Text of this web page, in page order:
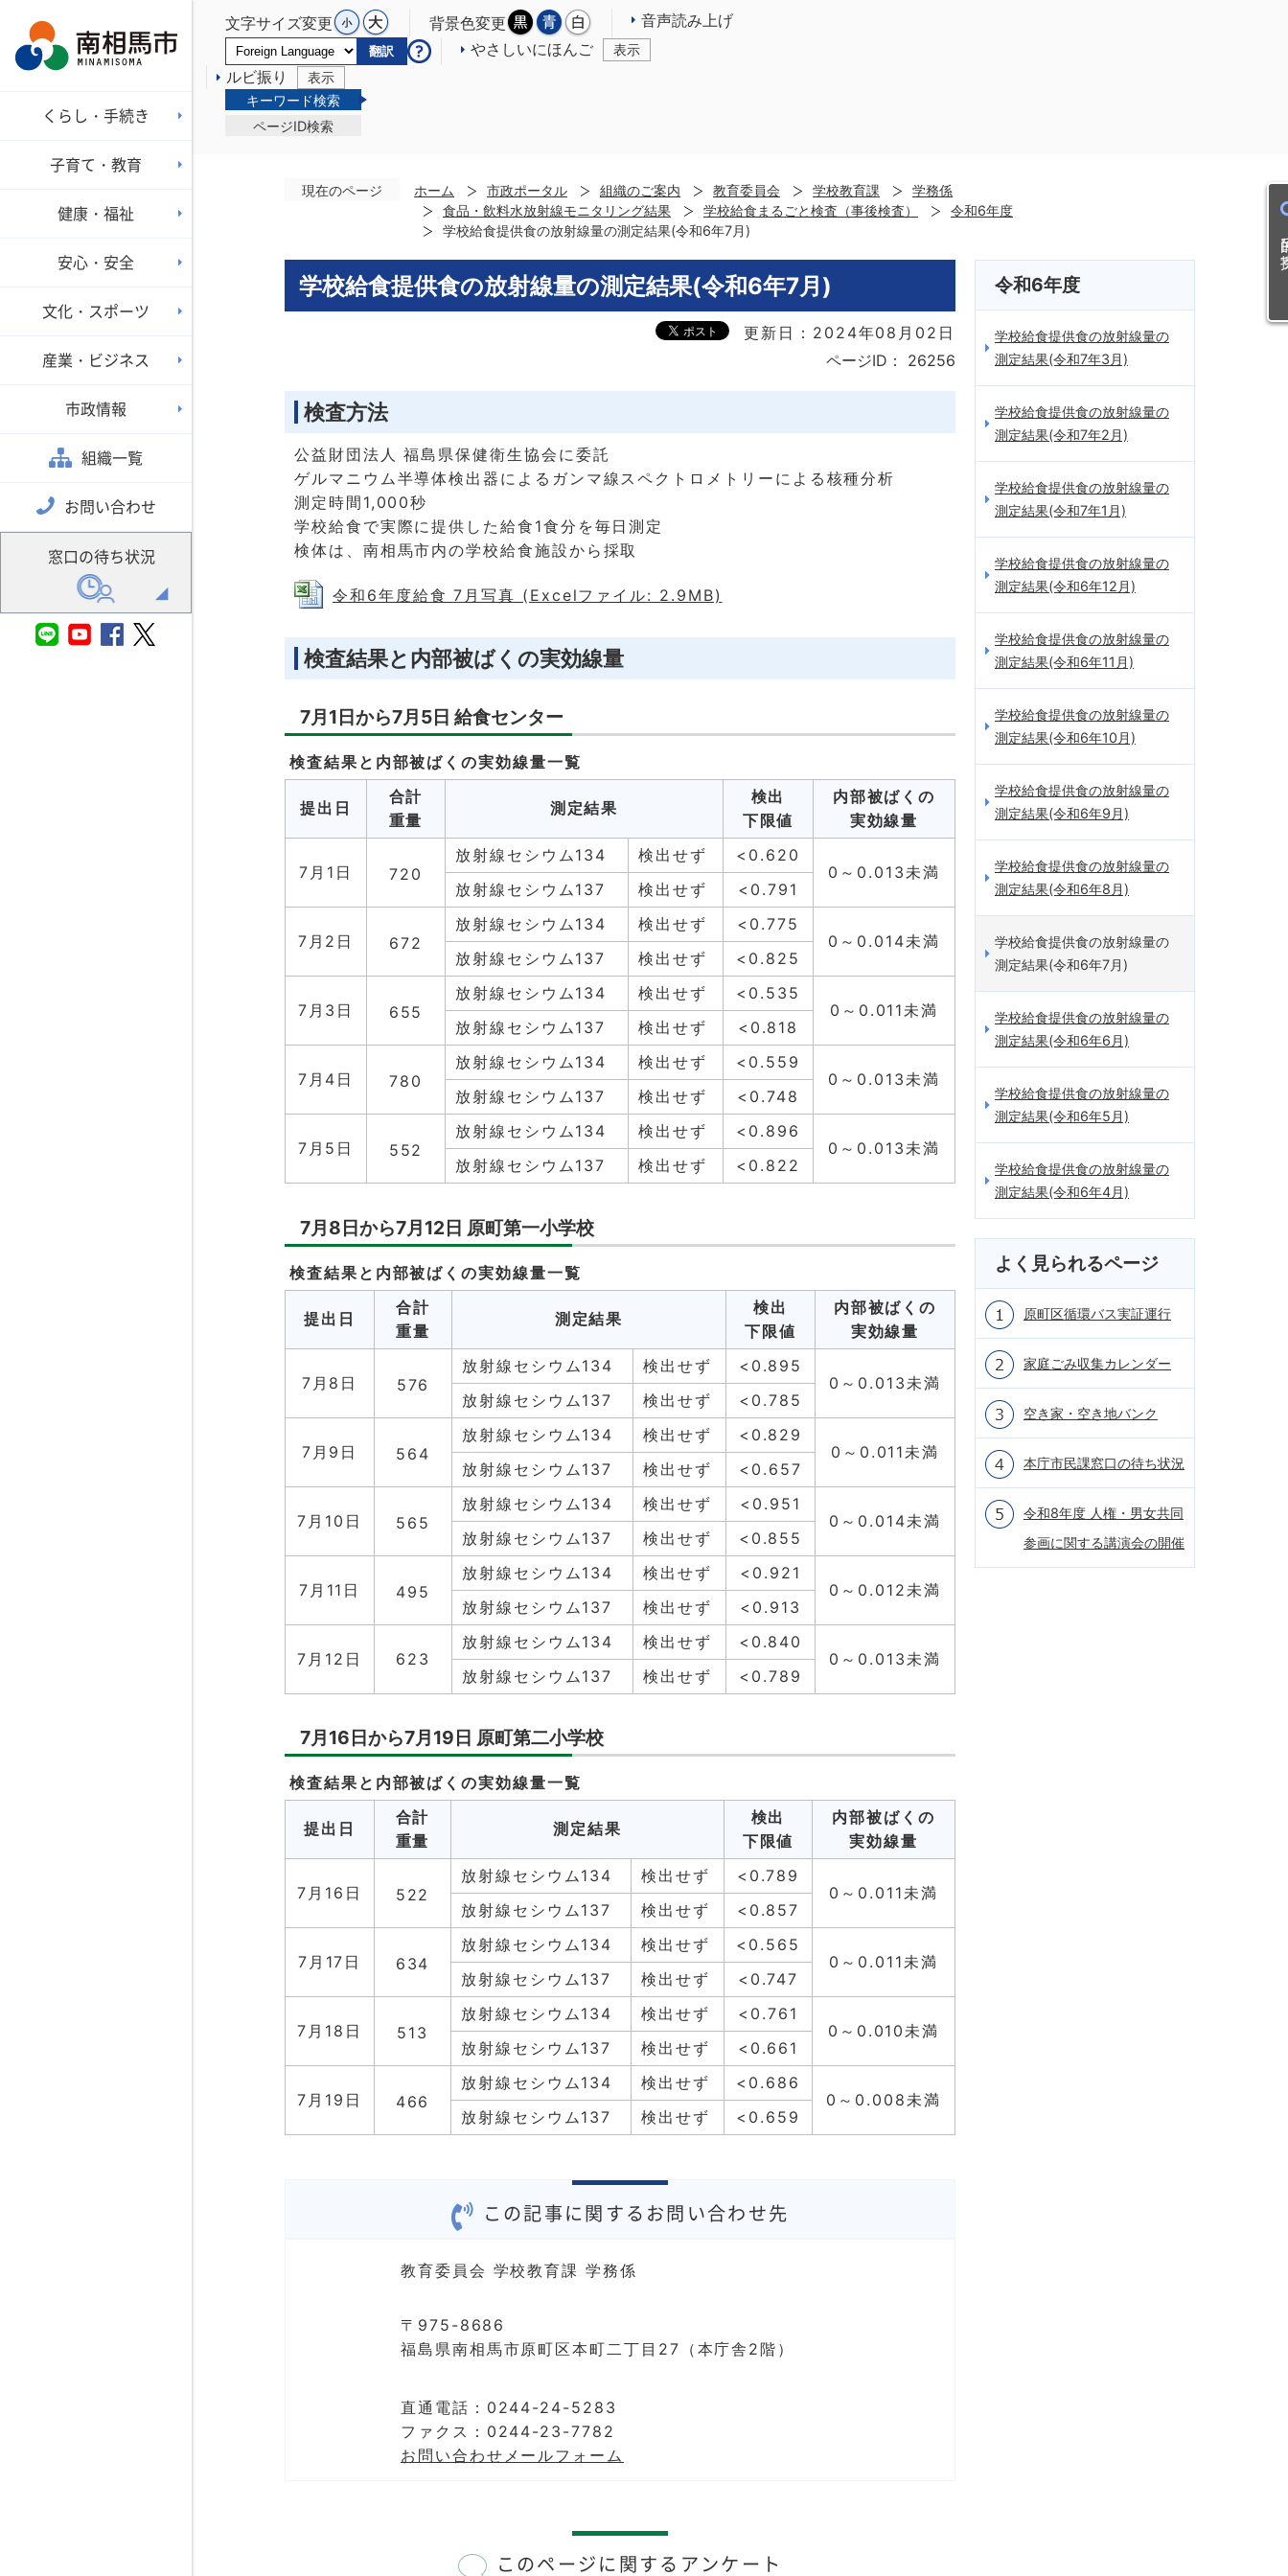
文字サイズ変更 背景色変更 音声読み上げ
翻訳 やさしいにほんご 表示
ルビ振り
表示
キーワード検索
ページID検索
くらし・手続き
子育て・教育
健康・福祉
安心・安全
文化・スポーツ
産業・ビジネス
市政情報
組織一覧
お問い合わせ
窓口の待ち状況
目
現在のページ ホーム 市政ポータル 組織のご案内 教育委員会 学校教育課
学務係
食品・飲料水放射線モニタリング結果
学校給食まるごと検査（事後検査）
令和6年度
学校給食提供食の放射線量の測定結果(令和6年7月)
学校給食提供食の放射線量の測定結果(令和6年7月)
更新日：2024年08月02日
ページID：
26256
検査方法
公益財団法人 福島県保健衛生協会に委託
ゲルマニウム半導体検出器によるガンマ線スペクトロメトリーによる核種分析
測定時間1,000秒
学校給食で実際に提供した給食1食分を毎日測定
検体は、南相馬市内の学校給食施設から採取
令和6年度給食 7月写真 (Excelファイル: 2.9MB)
検査結果と内部被ばくの実効線量
7月1日から7月5日 給食センター
検査結果と内部被ばくの実効線量一覧
提出日
合計
重量
測定結果
検出
下限値
内部被ばくの
実効線量
7月1日 720
放射線セシウム134 検出せず
<0.620
0～0.013未満
放射線セシウム137
検出せず <0.791
7月2日 672
放射線セシウム134 検出せず
<0.775
0～0.014未満
放射線セシウム137
検出せず <0.825
7月3日 655
放射線セシウム134 検出せず
<0.535
0～0.011未満
放射線セシウム137
検出せず <0.818
7月4日 780
放射線セシウム134 検出せず
<0.559
0～0.013未満
放射線セシウム137
検出せず <0.748
7月5日 552
放射線セシウム134 検出せず
<0.896
0～0.013未満
放射線セシウム137
検出せず <0.822
7月8日から7月12日 原町第一小学校
検査結果と内部被ばくの実効線量一覧
提出日
合計
重量
測定結果
検出
下限値
内部被ばくの
実効線量
7月8日 576
放射線セシウム134 検出せず
<0.895
0～0.013未満
放射線セシウム137
検出せず <0.785
7月9日 564
放射線セシウム134 検出せず
<0.829
0～0.011未満
放射線セシウム137
検出せず <0.657
7月10日 565
放射線セシウム134 検出せず
<0.951
0～0.014未満
放射線セシウム137
検出せず <0.855
7月11日 495
放射線セシウム134 検出せず
<0.921
0～0.012未満
放射線セシウム137
検出せず <0.913
7月12日 623
放射線セシウム134 検出せず
<0.840
0～0.013未満
放射線セシウム137
検出せず <0.789
7月16日から7月19日 原町第二小学校
検査結果と内部被ばくの実効線量一覧
提出日
合計
重量
測定結果
検出
下限値
内部被ばくの
実効線量
7月16日 522
放射線セシウム134 検出せず
<0.789
0～0.011未満
放射線セシウム137
検出せず <0.857
7月17日 634
放射線セシウム134 検出せず
<0.565
0～0.011未満
放射線セシウム137
検出せず <0.747
7月18日 513
放射線セシウム134 検出せず
<0.761
0～0.010未満
放射線セシウム137
検出せず <0.661
7月19日 466
放射線セシウム134 検出せず
<0.686
0～0.008未満
放射線セシウム137
検出せず <0.659
この記事に関するお問い合わせ先
教育委員会 学校教育課 学務係
〒975-8686
福島県南相馬市原町区本町二丁目27（本庁舎2階）
直通電話：0244-24-5283
ファクス：0244-23-7782
お問い合わせメールフォーム
このページに関するアンケート
令和6年度
学校給食提供食の放射線量の
測定結果(令和7年3月)
学校給食提供食の放射線量の
測定結果(令和7年2月)
学校給食提供食の放射線量の
測定結果(令和7年1月)
学校給食提供食の放射線量の
測定結果(令和6年12月)
学校給食提供食の放射線量の
測定結果(令和6年11月)
学校給食提供食の放射線量の
測定結果(令和6年10月)
学校給食提供食の放射線量の
測定結果(令和6年9月)
学校給食提供食の放射線量の
測定結果(令和6年8月)
学校給食提供食の放射線量の
測定結果(令和6年7月)
学校給食提供食の放射線量の
測定結果(令和6年6月)
学校給食提供食の放射線量の
測定結果(令和6年5月)
学校給食提供食の放射線量の
測定結果(令和6年4月)
よく見られるページ
原町区循環バス実証運行
家庭ごみ収集カレンダー
空き家・空き地バンク
本庁市民課窓口の待ち状況
令和8年度 人権・男女共同
参画に関する講演会の開催